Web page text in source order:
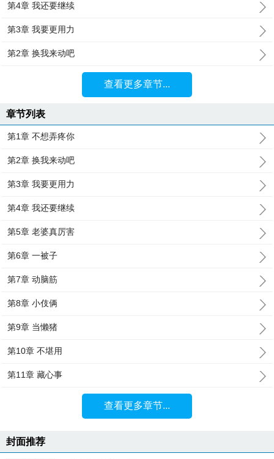
第4章 我还要继续
第3章 我要更用力
第2章 换我来动吧
查看更多章节...
章节列表
第1章 不想弄疼你
第2章 换我来动吧
第3章 我要更用力
第4章 我还要继续
第5章 老婆真厉害
第6章 一被子
第7章 动脑筋
第8章 小伎俩
第9章 当懒猪
第10章 不堪用
第11章 藏心事
查看更多章节...
封面推荐